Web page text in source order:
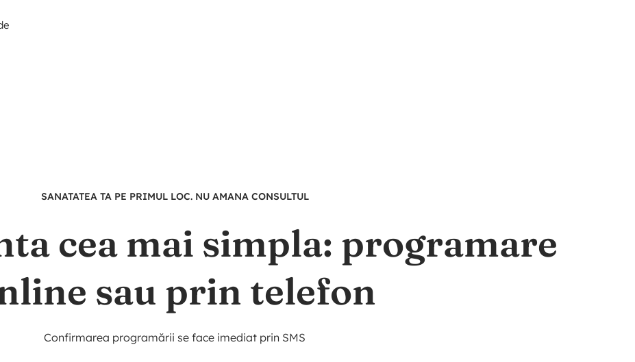
SANATATEA TA PE PRIMUL LOC. NU AMANA CONSULTUL
cea mai simpla: programare
sau prin telefon
Confirmarea programării se face imediat prin SMS